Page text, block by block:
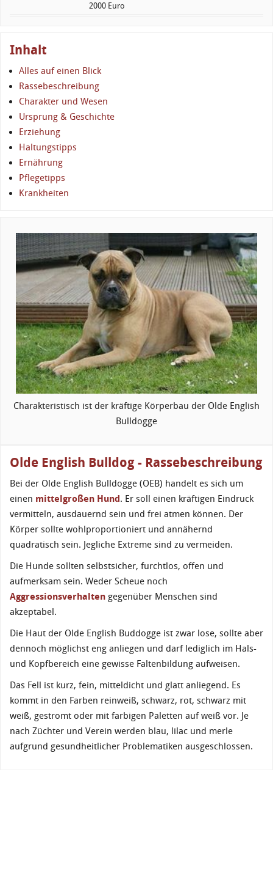
2000 Euro
Inhalt
Alles auf einen Blick
Rassebeschreibung
Charakter und Wesen
Ursprung & Geschichte
Erziehung
Haltungstipps
Ernährung
Pflegetipps
Krankheiten
Charakteristisch ist der kräftige Körperbau der Olde English
Bulldogge
Olde English Bulldog - Rassebeschreibung
Bei der Olde English Bulldogge (OEB) handelt es sich um
einen mittelgroßen Hund . Er soll einen kräftigen Eindruck
vermitteln, ausdauernd sein und frei atmen können. Der
Körper sollte wohlproportioniert und annähernd
quadratisch sein. Jegliche Extreme sind zu vermeiden.
Die Hunde sollten selbstsicher, furchtlos, offen und
aufmerksam sein. Weder Scheue noch
Aggressionsverhalten gegenüber Menschen sind
akzeptabel.
Die Haut der Olde English Buddogge ist zwar lose, sollte aber
dennoch möglichst eng anliegen und darf lediglich im Hals-
und Kopfbereich eine gewisse Faltenbildung aufweisen.
Das Fell ist kurz, fein, mitteldicht und glatt anliegend. Es
kommt in den Farben reinweiß, schwarz, rot, schwarz mit
weiß, gestromt oder mit farbigen Paletten auf weiß vor. Je
nach Züchter und Verein werden blau, lilac und merle
aufgrund gesundheitlicher Problematiken ausgeschlossen.